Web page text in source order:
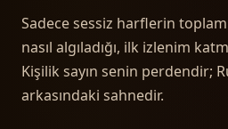
Sadece sessiz harflerin
nasıl algıladığı, ilk izlenim
Kişilik sayın senin perdendir;
arkasındaki sahnedir.